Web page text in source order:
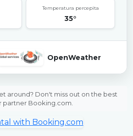
Temperatura percepita
35°
OpenWeather
around? Don't miss out on the best
partner Booking.com.